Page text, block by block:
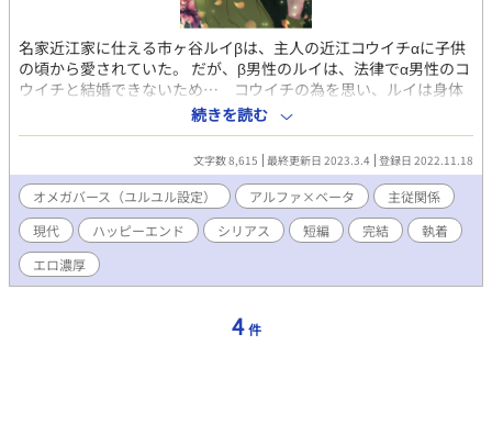
名家近江家に仕える市ヶ谷ルイβは、主人の近江コウイチαに子供
の頃から愛されていた。 だが、β男性のルイは、法律でα男性のコ
ウイチと結婚できないため… コウイチの為を思い、ルイは身体
を捧げてもコウイチの愛をこばみ続ける。 そんなルイにコウイチ
は激怒し別れを告げた。ルイは青ざめ言葉を失う。 😘R18濃厚で
す。苦手な方はご注意下さい。
続きを読む
文字数 8,615 最終更新日 2023.3.4 登録日 2022.11.18
オメガバース（ユルユル設定） アルファ×ベータ
主従関係
現代
ハッピーエンド シリアス 短編 完結
執着
エロ濃厚
4 件